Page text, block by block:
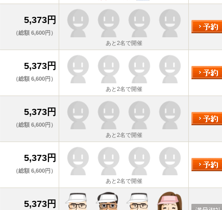
5,373円
（総額 6,600円）
あと2名で開催
5,373円
（総額 6,600円）
あと2名で開催
5,373円
（総額 6,600円）
あと2名で開催
5,373円
（総額 6,600円）
あと2名で開催
5,373円